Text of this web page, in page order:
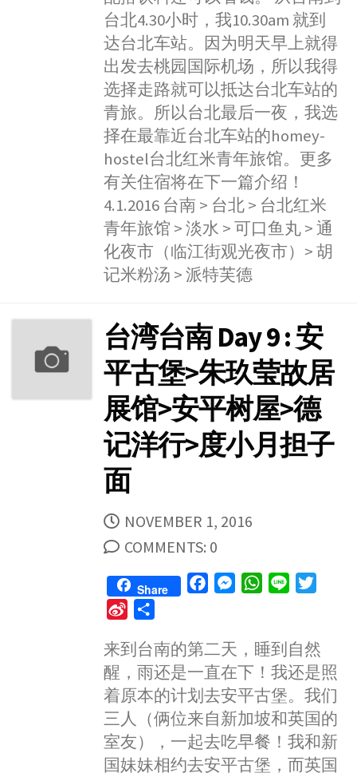
台北4.30小时，我10.30am 就到
达台北车站。因为明天早上就得
出发去桃园国际机场，所以我得
选择走路就可以抵达台北车站的
青旅。所以台北最后一夜，我选
择在最靠近台北车站的homey-
hostel台北红米青年旅馆。更多
有关住宿将在下一篇介绍！
4.1.2016 台南 > 台北 > 台北红米
青年旅馆 > 淡水 > 可口鱼丸 > 通
化夜市（临江街观光夜市）> 胡
记米粉汤 > 派特芙德
台湾台南 Day 9 : 安
平古堡>朱玖莹故居
展馆>安平树屋>德
记洋行>度小月担子
面
PUBLISHED
DATE
NOVEMBER 1, 2016
COMMENTS: 0
Share
e
b
o
o
k
s
e
n
g
e
r
W
t
s
A
p
p
e
t
t
e
r
n
a
W
e
i
b
a
r
e
来到台南的第二天，睡到自然
醒，雨还是一直在下！我还是照
着原本的计划去安平古堡。我们
三人（俩位来自新加坡和英国的
室友），一起去吃早餐！我和新
国妹妹相约去安平古堡，而英国